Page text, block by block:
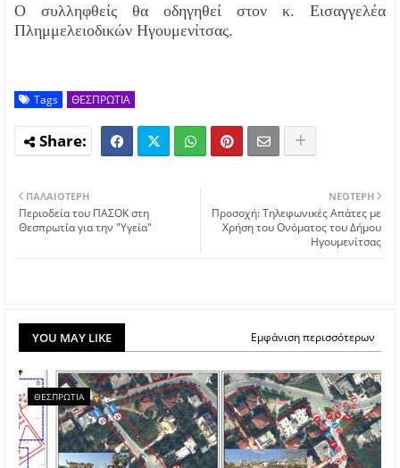
Ο συλληφθείς
θα οδηγηθεί στον κ. Εισαγγελέα
Πλημμελειοδικών Ηγουμενίτσας.
Tags ΘΕΣΠΡΩΤΙΑ
ΝΕΌΤΕΡΗ
Προσοχή: Τηλεφωνικές Απάτες με
Χρήση του Ονόματος του Δήμου
Ηγουμενίτσας
ΠΑΛΑΙΌΤΕΡΗ
Περιοδεία του ΠΑΣΟΚ στη
Θεσπρωτία για την "Υγεία"
YOU MAY LIKE Εμφάνιση περισσότερων
ΘΕΣΠΡΩΤΙΑ